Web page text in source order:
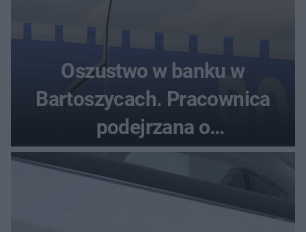
Oszustwo w banku w
Bartoszycach. Pracownica
podejrzana o
przywłaszczenie 470 000 zł